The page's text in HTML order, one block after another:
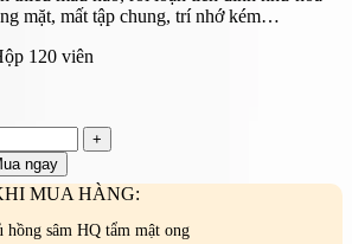
mặt, mất tập chung, trí nhớ kém…
120 viên
ngay
MUA HÀNG:
hồng sâm HQ tẩm mật ong